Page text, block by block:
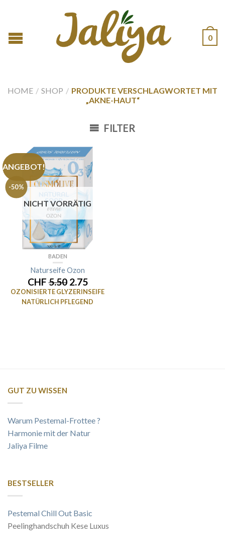
0
HOME / SHOP / PRODUKTE VERSCHLAGWORTET MIT
„AKNE-HAUT“
FILTER
NICHT VORRÄTIG
-50%
ANGEBOT!
BADEN
Naturseife Ozon
CHF5.502.75
OZONISIERTE GLYZERINSEIFE
NATÜRLICH PFLEGEND
GUT ZU WISSEN
Warum Pestemal-Frottee ?
Harmonie mit der Natur
Jaliya Filme
BESTSELLER
Pestemal Chill Out Basic
Peelinghandschuh Kese Luxus